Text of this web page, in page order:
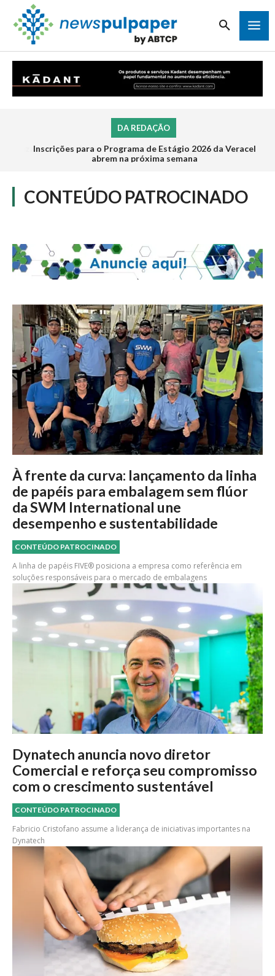
DA REDAÇÃO
Inscrições para o Programa de Estágio 2026 da Veracel
abrem na próxima semana
CONTEÚDO PATROCINADO
À frente da curva: lançamento da linha
de papéis para embalagem sem flúor
da SWM International une
desempenho e sustentabilidade
CONTEÚDO PATROCINADO
A linha de papéis FIVE® posiciona a empresa como referência em
soluções responsáveis para o mercado de embalagens
Dynatech anuncia novo diretor
Comercial e reforça seu compromisso
com o crescimento sustentável
CONTEÚDO PATROCINADO
Fabricio Cristofano assume a liderança de iniciativas importantes na
Dynatech